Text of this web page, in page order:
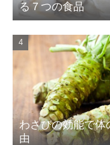
る７つの食品
わさびの効能で体
由